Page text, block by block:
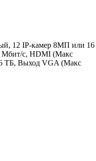
12 IP-камер 8МП или 16
Мбит/с, HDMI (Макс
ТБ, Выход VGA (Макс